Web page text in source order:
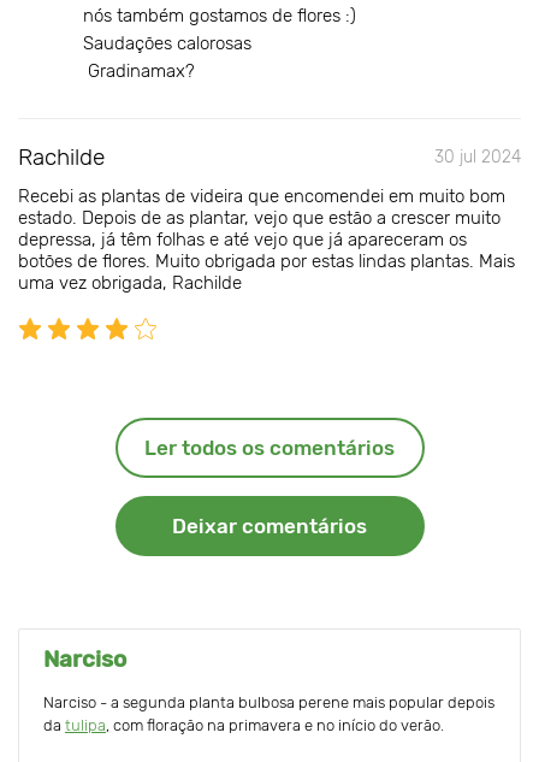
nós também gostamos de flores :)
Saudações calorosas
Gradinamax?
Rachilde 30 jul 2024
Recebi as plantas de videira que encomendei em muito bom
estado. Depois de as plantar, vejo que estão a crescer muito
depressa, já têm folhas e até vejo que já apareceram os
botões de flores. Muito obrigada por estas lindas plantas. Mais
uma vez obrigada, Rachilde
Ler todos os comentários
Deixar comentários
Narciso
Narciso - a segunda planta bulbosa perene mais popular depois
da tulipa, com floração na primavera e no início do verão.